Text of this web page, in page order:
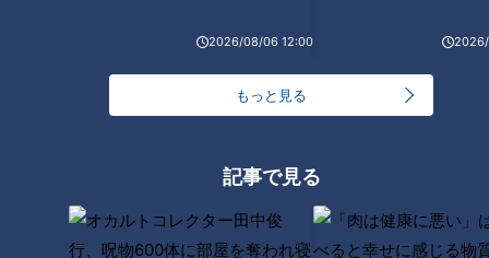
2026/08/06 12:00
もっと見る
記事で見る
CBCテレビ『花咲かタイムズ』うなずキング
三重県鈴鹿市にある『洋食Mogu』。植物に覆われたオシャレ